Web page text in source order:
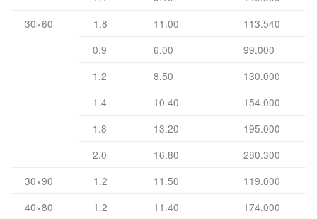
30×60
1.8 11.00
113.540
0.9
6.00
99.000
1.2
8.50
130.000
1.4
10.40
154.000
1.8
13.20
195.000
2.0
16.80
280.300
30×90
1.2 11.50
119.000
40×80
1.2 11.40
174.000